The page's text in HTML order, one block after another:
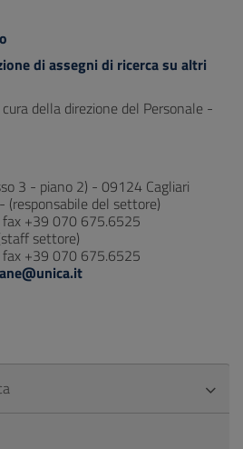
di assegni di ricerca su altri
della direzione del Personale -
3 - piano 2) - 09124 Cagliari
- (responsabile del settore)
+39 070 675.6525
settore)
+39 070 675.6525